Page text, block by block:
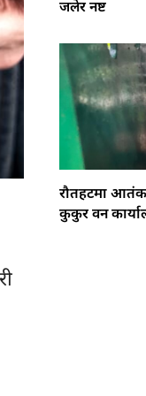
जलेर नष्ट
रौतहटमा आतंक
कुकुर वन